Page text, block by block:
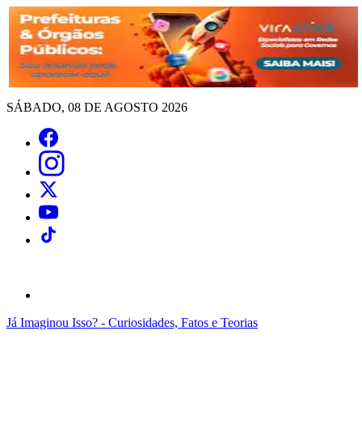
SÁBADO, 08 DE AGOSTO 2026
Já Imaginou Isso? - Curiosidades, Fatos e Teorias